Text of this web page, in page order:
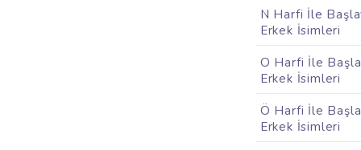
N Harfi İle
Erkek İsimleri
O Harfi İle
Erkek İsimleri
Ö Harfi İle
Erkek İsimleri